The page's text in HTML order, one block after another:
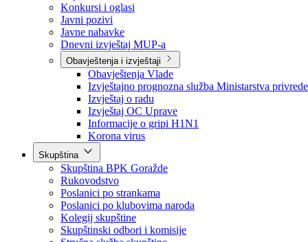
Sve vijesti
Izdvojeno
Najave
Konkursi i oglasi
Javni pozivi
Javne nabavke
Dnevni izvještaj MUP-a
Obavještenja i izvještaji
Obavještenja Vlade
Izvještajno prognozna služba Ministarstva privrede
Izvještaj o radu
Izvještaj OC Uprave
Informacije o gripi H1N1
Korona virus
Skupština
Skupština BPK Goražde
Rukovodstvo
Poslanici po strankama